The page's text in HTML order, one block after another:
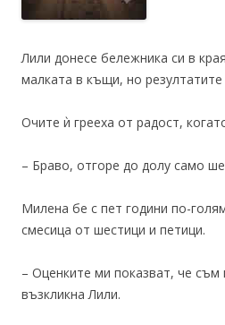
Лили донесе бележника си в
малката в къщи, но
Очите ѝ грееха от радост,
– Браво, отгоре до долу само
Милена бе с пет години по-
смесица от шестици и петици.
– Оценките ми показват, че
възкликна Лили.